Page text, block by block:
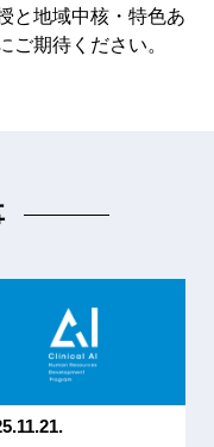
と地域中核・特色あ
ご期待ください。